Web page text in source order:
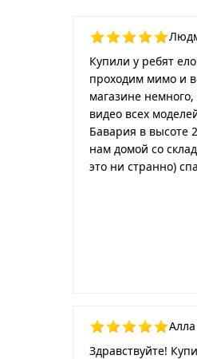
Купили у ребят
проходим мимо и
магазине
видео всех
Бавария в высоте
нам домой со
это ни странно)
Алла
Здравствуйте!